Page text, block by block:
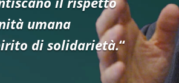
umana
di solidarietà.“